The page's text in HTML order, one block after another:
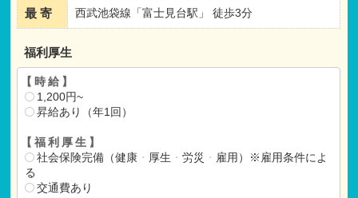
最 寄 西武池袋線「富士見台駅」 徒歩3分
福利厚生
【時給】
1,200円~
昇給あり（年1回）
【福利厚生】
社会保険完備（健康・ 厚生 ・ 労災 ・ 雇用）※雇用条件によ
る
交通費あり